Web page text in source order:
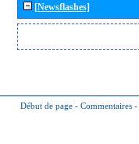
[Newsflashes]
Début de page - Commentaires -